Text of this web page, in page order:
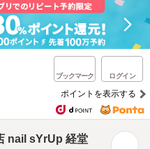
ブックマーク ログイン
ポイントを表示する
nail sYrUp 経堂